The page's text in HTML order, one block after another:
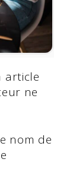
article
ne
nom de